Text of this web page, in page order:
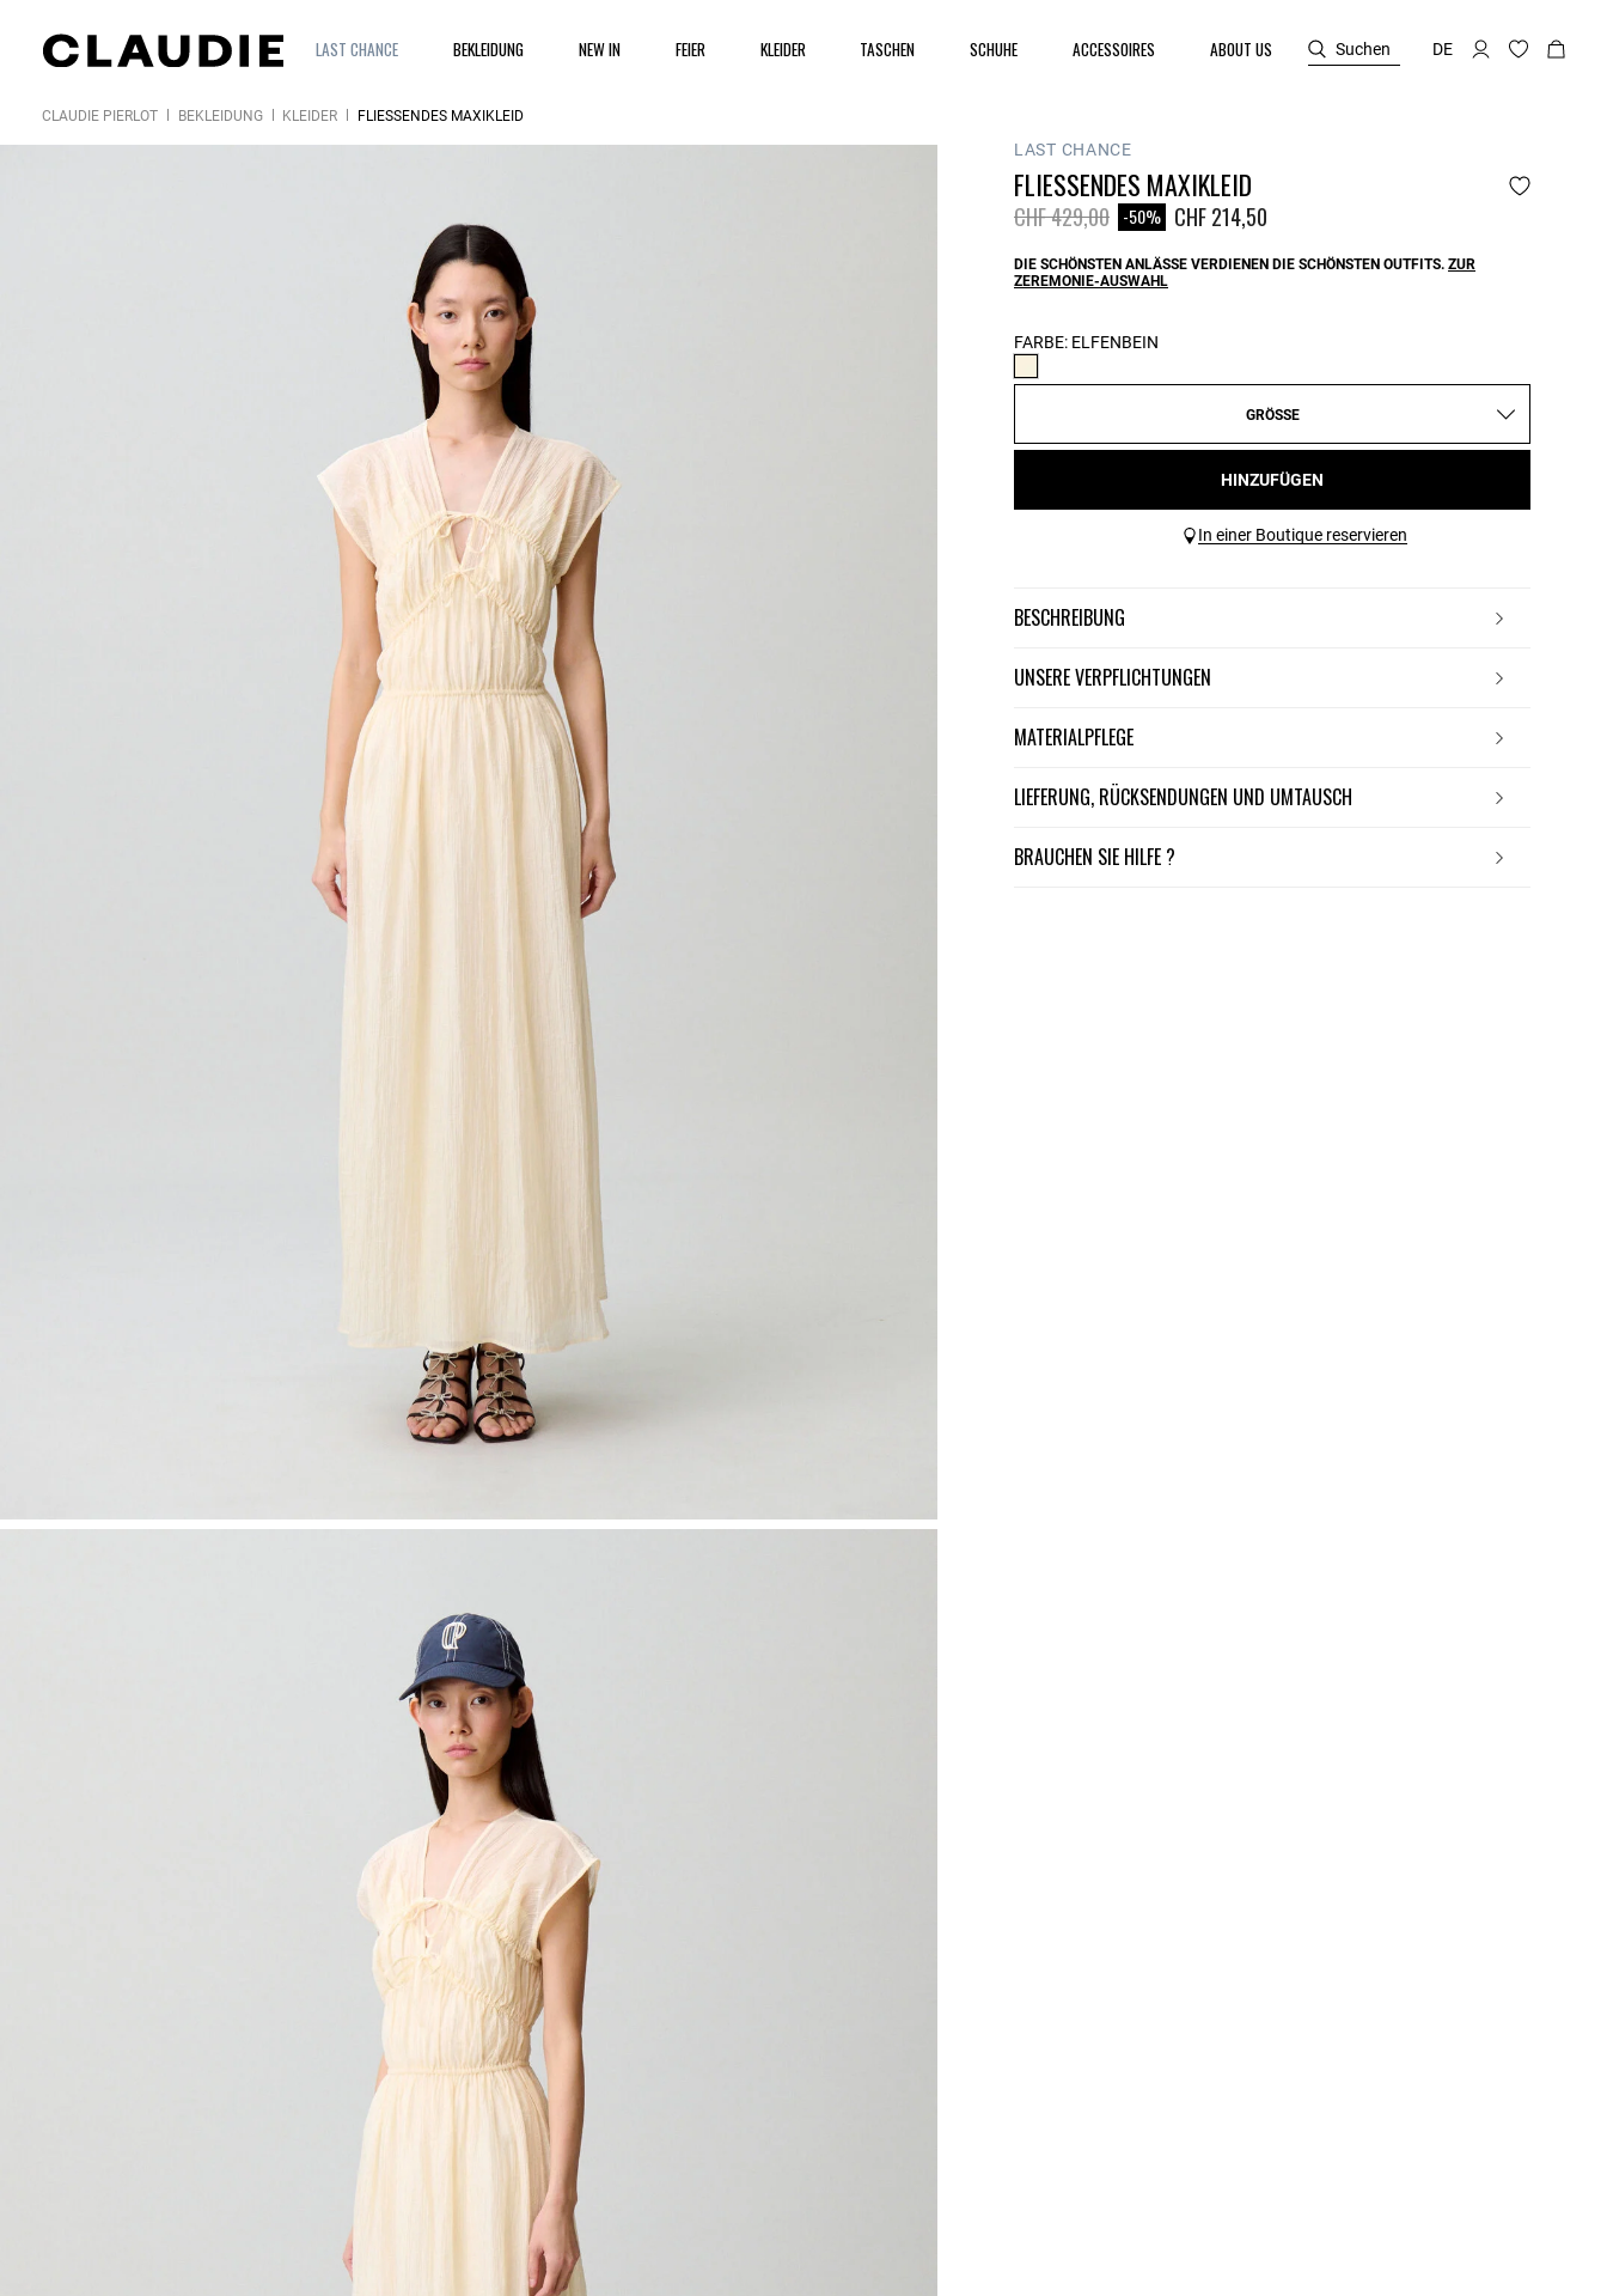
LAST CHANCE BEKLEIDUNG NEW IN FEIER KLEIDER TASCHEN SCHUHE ACCESSOIRES ABOUT US Suchen DE
CLAUDIE PIERLOT BEKLEIDUNG KLEIDER FLIESSENDES MAXIKLEID
LAST CHANCE
FLIESSENDES MAXIKLEID
Price reduced from
CHF 429,00to-50% CHF 214,50
DIE SCHÖNSTEN ANLÄSSE VERDIENEN DIE SCHÖNSTEN OUTFITS. ZUR
ZEREMONIE-AUSWAHL
FARBE: ELFENBEIN
GRÖSSE
HINZUFÜGEN
In einer Boutique reservieren
BESCHREIBUNG
UNSERE VERPFLICHTUNGEN
MATERIALPFLEGE
LIEFERUNG, RÜCKSENDUNGEN UND UMTAUSCH
BRAUCHEN SIE HILFE ?